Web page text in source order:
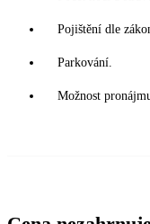
Pojištění dle
Parkování.
Možnost